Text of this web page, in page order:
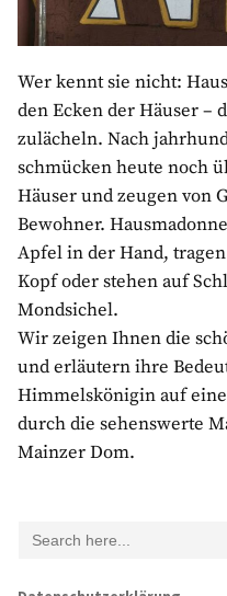
Wer kennt sie nicht:
den Ecken der Häuser –
zulächeln. Nach
schmücken heute noch
Häuser und zeugen von
Bewohner.
Apfel in der Hand,
Kopf oder stehen auf
Mondsichel.
Wir zeigen Ihnen die
und erläutern ihre
Himmelskönigin auf
durch die sehenswerte
Mainzer Dom.
for: